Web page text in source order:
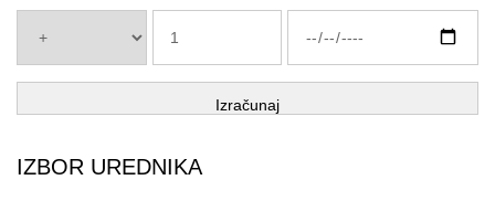
Izračunaj
IZBOR UREDNIKA